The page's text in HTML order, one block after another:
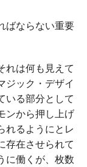
ばならない重要
れは何も見えて
ジック・デザイ
いる部分として
ンから押し上げ
れるようにとレ
存在させられて
に働くが、枚数